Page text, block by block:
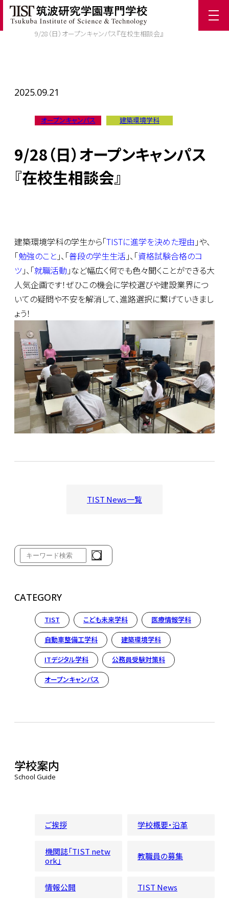
ホーム / TIST News /
9/28（日）オープンキャンパス『在校生相談会』
2025.09.21
オープンキャンパス 建築環境学科
9/28（日）オープンキャンパス
『在校生相談会』
建築環境学科の学生から「TISTに進学を決めた理由 」や、
「勉強のこと 」、「普段の学生生活 」、「資格試験合格のコ
ツ 」、「就職活動 」など幅広く何でも色々聞くことができる大
人気企画です！ぜひこの機会に学校選びや建設業界につ
いての疑問や不安を解消して、進路選択に繋げていきまし
ょう！
TIST News一覧
CATEGORY
TIST こども未来学科 医療情報学科
自動車整備工学科 建築環境学科
ITデジタル学科 公務員受験対策科
オープンキャンパス
学校案内
School Guide
ご挨拶 学校概要・沿革
機関誌「TIST netw
ork」
教職員の募集
情報公開 TIST News